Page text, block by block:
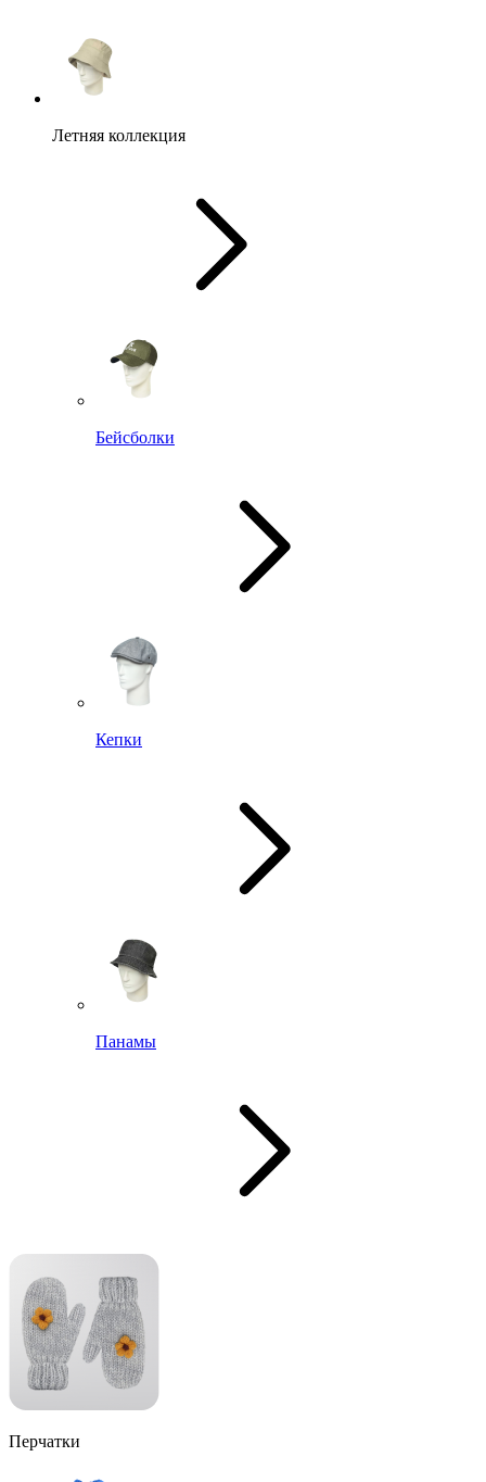
Летняя коллекция
Бейсболки
Кепки
Панамы
Перчатки